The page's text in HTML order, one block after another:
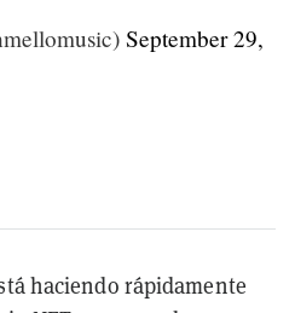
September 29,
haciendo rápidamente